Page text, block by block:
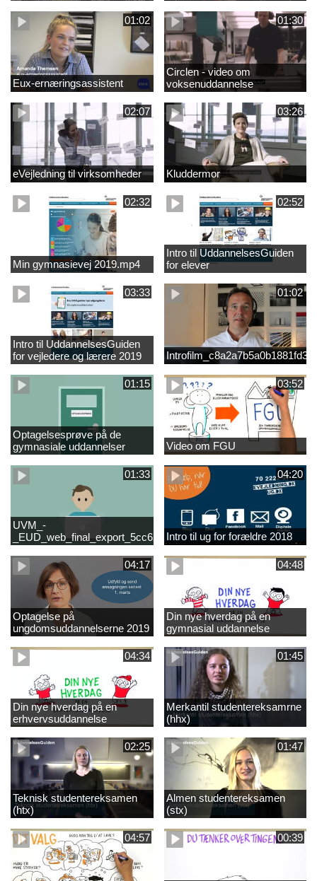
01:02
Eux-ernæringsassistent
01:30
Circlen - video om
voksenuddannelse
02:07
eVejledning til virksomheder
03:26
Kluddermor
02:32
Min gymnasievej 2019.mp4
02:52
Intro til UddannelsesGuiden
for elever
03:33
Intro til UddannelsesGuiden
for vejledere og lærere 2019
01:02
01:15
Optagelsesprøve på de
gymnasiale uddannelser
03:52
Video om FGU
01:33
UVM_-
04:20
Intro til ug for forældre 2018
04:17
Optagelse på
ungdomsuddannelserne 2019
04:48
Din nye hverdag på en
gymnasial uddannelse
04:34
Din nye hverdag på en
erhvervsuddannelse
01:45
Merkantil studentereksamrne
(hhx)
02:25
Teknisk studentereksamen
(htx)
01:47
Almen studentereksamen
(stx)
04:57 00:39